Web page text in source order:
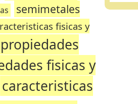
semimetales
fisicas y
propiedades
fisicas y
caracteristicas